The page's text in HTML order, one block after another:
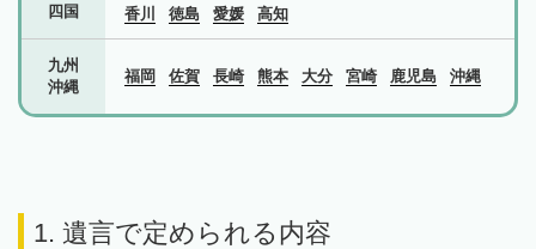
四国
香川
徳島 愛媛 高知
九州
沖縄
福岡 佐賀 長崎 熊本 大分 宮崎 鹿児島 沖縄
1. 遺言で定められる内容